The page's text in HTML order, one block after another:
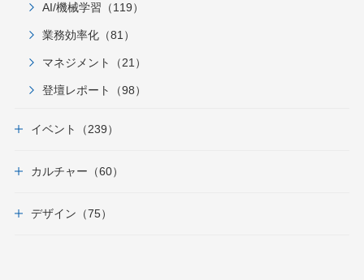
AI/機械学習（119）
業務効率化（81）
マネジメント（21）
登壇レポート（98）
イベント（239）
カルチャー（60）
デザイン（75）